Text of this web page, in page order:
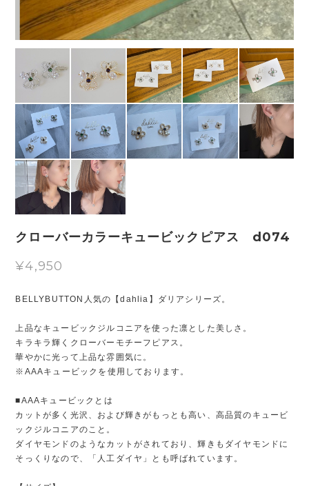
クローバーカラーキュービックピアス d074
¥4,950
BELLYBUTTON人気の【dahlia】ダリアシリーズ。
上品なキュービックジルコニアを使った凛とした美しさ。
キラキラ輝くクローバーモチーフピアス。
華やかに光って上品な雰囲気に。
※AAAキュービックを使用しております。
■AAAキュービックとは
カットが多く光沢、および輝きがもっとも高い、高品質のキュービ
ックジルコニアのこと。
ダイヤモンドのようなカットがされており、輝きもダイヤモンドに
そっくりなので、「人工ダイヤ」とも呼ばれています。